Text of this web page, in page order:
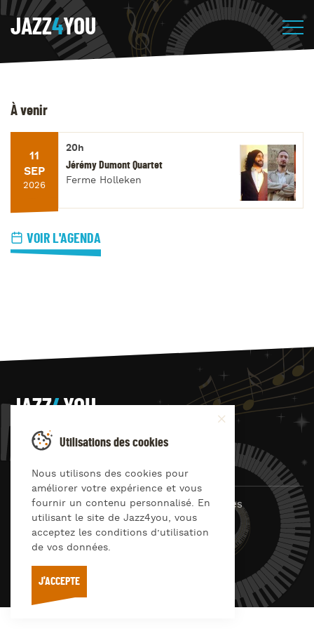
JAZZ4YOU
À venir
11
SEP
2026
20h
Jérémy Dumont Quartet
Ferme Holleken
VOIR L'AGENDA
JAZZ4YOU
Suivez-nous sur
© Jazz4you 2019 – 2026 Tous droits réservés
Déclaration de confidentialité
Cookies
RGPD & consentement
Utilisations des cookies
Nous utilisons des cookies pour
améliorer votre expérience et vous
fournir un contenu personnalisé. En
utilisant le site de Jazz4you, vous
acceptez les conditions d’utilisation
de vos données.
J'ACCEPTE